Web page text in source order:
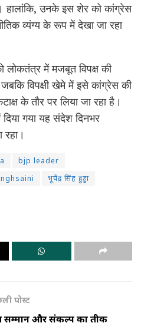
हालांकि, उनके इस शेर को कांग्रेस
व्यंग्य के रूप में देखा जा रहा
लोकतंत्र में मजबूत विपक्ष की
विपक्षी खेमे में इसे कांग्रेस की
के तौर पर लिया जा रहा है।
गया यह संदेश दिनभर
bjp leader
भूपेंद्र सिंह हुड्डा
पोस्ट
सम्मान और संकल्प का प्रतीक